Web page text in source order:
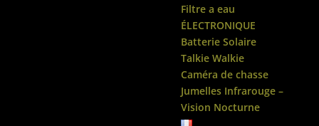
Filtre a eau
ÉLECTRONIQUE
Batterie Solaire
Talkie Walkie
Caméra de chasse
Jumelles Infrarouge –
Vision Nocturne